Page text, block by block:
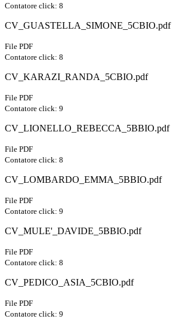
Contatore click: 8
CV_GUASTELLA_SIMONE_5CBIO.pdf
File PDF
Contatore click: 8
CV_KARAZI_RANDA_5CBIO.pdf
File PDF
Contatore click: 9
CV_LIONELLO_REBECCA_5BBIO.pdf
File PDF
Contatore click: 8
CV_LOMBARDO_EMMA_5BBIO.pdf
File PDF
Contatore click: 9
CV_MULE'_DAVIDE_5BBIO.pdf
File PDF
Contatore click: 8
CV_PEDICO_ASIA_5CBIO.pdf
File PDF
Contatore click: 9